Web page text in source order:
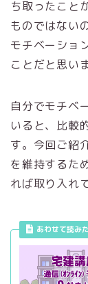
ち取ったこと
ものではない
モチベーショ
ことだと思い
自分でモチベ
いると、比較
す。今回ご紹
を維持するた
れば取り入れ
あわせて読み